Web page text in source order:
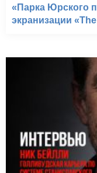
«Парка Юрского
экранизации